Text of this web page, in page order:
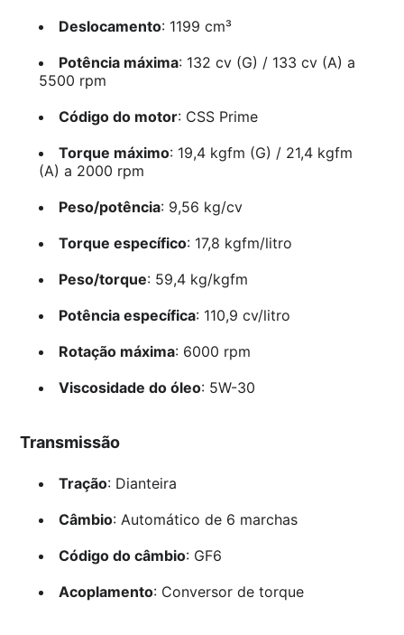
Deslocamento: 1199 cm³
Potência máxima: 132 cv (G) / 133 cv (A) a
5500 rpm
Código do motor: CSS Prime
Torque máximo: 19,4 kgfm (G) / 21,4 kgfm
(A) a 2000 rpm
Peso/potência: 9,56 kg/cv
Torque específico: 17,8 kgfm/litro
Peso/torque: 59,4 kg/kgfm
Potência específica: 110,9 cv/litro
Rotação máxima: 6000 rpm
Viscosidade do óleo: 5W-30
Transmissão
Tração: Dianteira
Câmbio: Automático de 6 marchas
Código do câmbio: GF6
Acoplamento: Conversor de torque